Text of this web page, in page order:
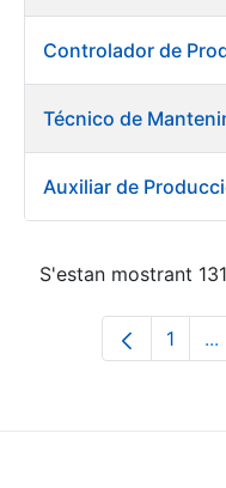
Controlador de
S'estan mostrant
Pàgina
1 ...